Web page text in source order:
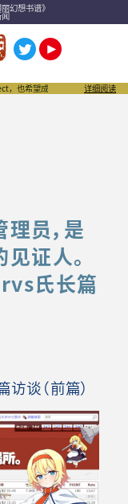
幻想书谱》
为刺激“同人文化”进一步发扬光
详细阅读
员，是
证人。
氏长篇
谈（前篇）